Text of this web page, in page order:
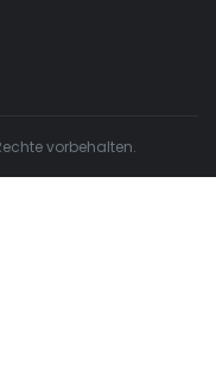
vorbehalten.